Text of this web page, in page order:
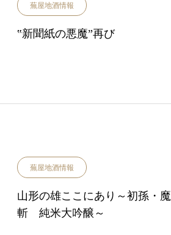
蕪屋地酒情報
‟新聞紙の悪魔”再び
蕪屋地酒情報
山形の雄ここにあり～初孫・魔
斬 純米大吟醸～